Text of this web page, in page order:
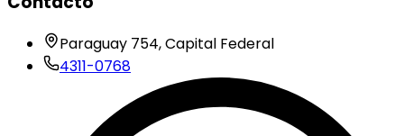
Paraguay 754, Capital Federal
4311-0768